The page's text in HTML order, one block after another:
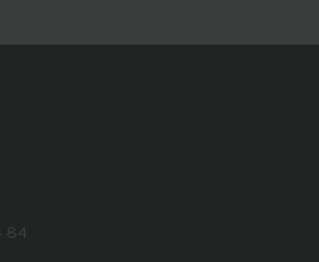
84